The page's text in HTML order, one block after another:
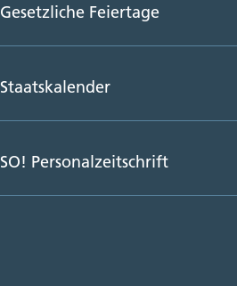
Gesetzliche Feiertage
Staatskalender
SO! Personalzeitschrift